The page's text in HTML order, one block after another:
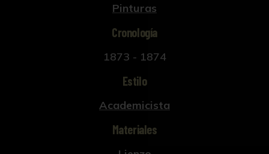
Pinturas
Cronología
1873 - 1874
Estilo
Academicista
Materiales